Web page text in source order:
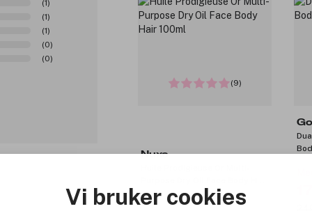
Vi bruker cookies
(9)
Nuxe
100ml
(1)
(1)
(1)
(0)
(0)